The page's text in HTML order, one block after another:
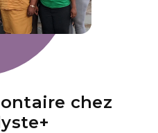
chez